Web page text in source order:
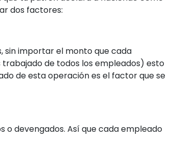
dos factores:
sin importar el monto que cada
de todos los empleados) esto
de esta operación es el factor que se
o devengados. Así que cada empleado